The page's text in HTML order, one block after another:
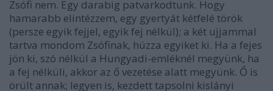
Zsófi nem. Egy darabig patvarkodtunk. Hogy
hamarabb elintézzem, egy gyertyát kétfelé török
(persze egyik fejjel, egyik fej nélkül); a két ujjammal
tartva mondom Zsófinak, húzza egyiket ki. Ha a fejes
jön ki, szó nélkül a Hungyadi-emléknél megyünk, ha
a fej nélküli, akkor az ő vezetése alatt megyünk. Ő is
örült annak; legyen is, kezdett tapsolni kislányi